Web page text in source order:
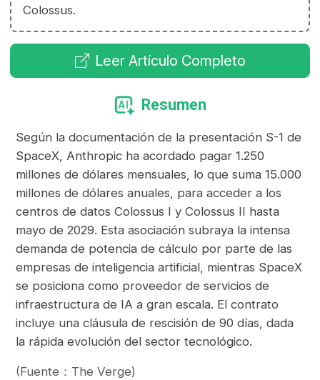
Colossus.
Leer Artículo Completo
Resumen
Según la documentación de la presentación S-1 de
SpaceX, Anthropic ha acordado pagar 1.250
millones de dólares mensuales, lo que suma 15.000
millones de dólares anuales, para acceder a los
centros de datos Colossus I y Colossus II hasta
mayo de 2029. Esta asociación subraya la intensa
demanda de potencia de cálculo por parte de las
empresas de inteligencia artificial, mientras SpaceX
se posiciona como proveedor de servicios de
infraestructura de IA a gran escala. El contrato
incluye una cláusula de rescisión de 90 días, dada
la rápida evolución del sector tecnológico.
(Fuente：The Verge)